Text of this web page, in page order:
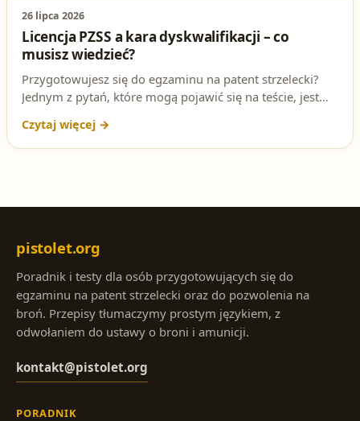
26 lipca 2026
Licencja PZSS a kara dyskwalifikacji – co
musisz wiedzieć?
Przygotowujesz się do egzaminu na patent strzelecki?
Jednym z pytań, które mogą pojawić się na teście, jest
dyskwalifikacji. Sprawdź, jaka jest poprawna odpowiedź i
dlaczego to takie istotne!
pistolet.org
Poradnik i testy dla osób przygotowujących się do
egzaminu na patent strzelecki oraz do pozwolenia na
broń. Przepisy tłumaczymy prostym językiem, z
odwołaniem do ustawy o broni i amunicji.
kontakt@pistolet.org
PORADNIK